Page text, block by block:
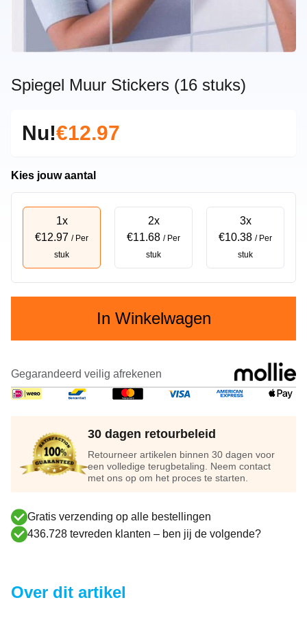
Spiegel Muur Stickers (16 stuks)
Nu!€12.97
Kies jouw aantal
1x
€12.97 / Per
stuk
2x
€11.68 / Per
stuk
3x
€10.38 / Per
stuk
In Winkelwagen
Gegarandeerd veilig afrekenen
30 dagen retourbeleid
Retourneer artikelen binnen 30 dagen voor
een volledige terugbetaling. Neem contact
met ons op om het proces te starten.
Gratis verzending op alle bestellingen
436.728 tevreden klanten – ben jij de volgende?
Over dit artikel